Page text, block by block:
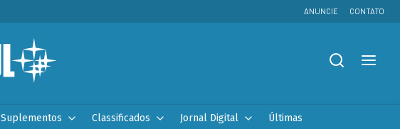
ANUNCIE CONTATO
Suplementos Classificados Jornal Digital Últimas